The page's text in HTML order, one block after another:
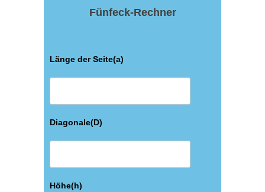
Fünfeck-Rechner
Länge der Seite(a)
Diagonale(D)
Höhe(h)